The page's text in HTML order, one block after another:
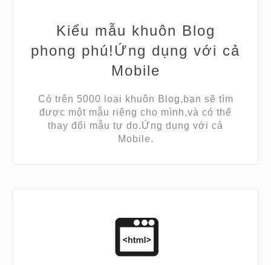
Kiểu mẫu khuôn Blog
phong phú!Ứng dụng với cả
Mobile
Có trên 5000 loại khuôn Blog,bạn sẽ tìm
được một mẫu riêng cho mình,và có thể
thay đổi mẫu tự do.Ứng dụng với cả
Mobile.